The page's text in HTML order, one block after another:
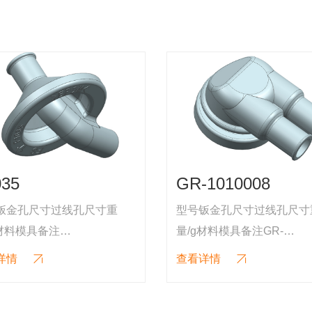
金孔尺寸过线孔尺寸重
模具备注GR-
情
M30700171
型号钣金孔尺寸过线孔尺寸
量/g材料模具备注
M30700171φ30
查看详情